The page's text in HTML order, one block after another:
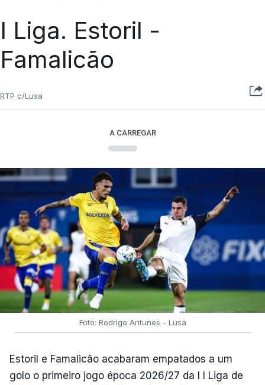
I Liga. Estoril -
Famalicão
RTP c/Lusa
A CARREGAR
Foto: Rodrigo Antunes - Lusa
Estoril e Famalicão acabaram empatados a um
golo o primeiro jogo época 2026/27 da I I Liga de